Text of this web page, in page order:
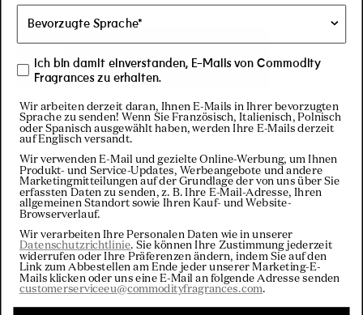
Besuchen Sie
unser Instagram
Filter
Sortieren
Savannah M.
Wird geladen...
Ich bin damit einverstanden, E-Mails von Commodity
Fragrances zu erhalten.
Wir arbeiten derzeit daran, Ihnen E-Mails in Ihrer bevorzugten
Sprache zu senden! Wenn Sie Französisch, Italienisch, Polnisch
oder Spanisch ausgewählt haben, werden Ihre E-Mails derzeit
auf Englisch versandt.
Wir verwenden E-Mail und gezielte Online-Werbung, um Ihnen
Produkt- und Service-Updates, Werbeangebote und andere
Marketingmitteilungen auf der Grundlage der von uns über Sie
erfassten Daten zu senden, z. B. Ihre E-Mail-Adresse, Ihren
allgemeinen Standort sowie Ihren Kauf- und Website-
Browserverlauf.
Wir verarbeiten Ihre Personalen Daten wie in unserer
Datenschutzrichtlinie. Sie können Ihre Zustimmung jederzeit
widerrufen oder Ihre Präferenzen ändern, indem Sie auf den
Link zum Abbestellen am Ende jeder unserer Marketing-E-
Mails klicken oder uns eine E-Mail an folgende Adresse senden
customerserviceeu@commodityfragrances.com.